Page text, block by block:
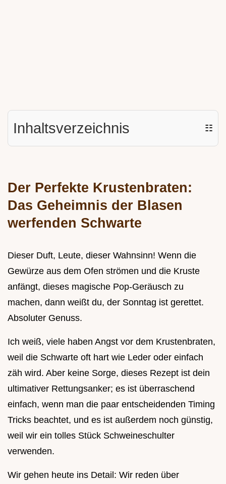
Inhaltsverzeichnis ☷
Der Perfekte Krustenbraten:
Das Geheimnis der Blasen
werfenden Schwarte
Dieser Duft, Leute, dieser Wahnsinn! Wenn die
Gewürze aus dem Ofen strömen und die Kruste
anfängt, dieses magische Pop-Geräusch zu
machen, dann weißt du, der Sonntag ist gerettet.
Absoluter Genuss.
Ich weiß, viele haben Angst vor dem Krustenbraten,
weil die Schwarte oft hart wie Leder oder einfach
zäh wird. Aber keine Sorge, dieses Rezept ist dein
ultimativer Rettungsanker; es ist überraschend
einfach, wenn man die paar entscheidenden Timing
Tricks beachtet, und es ist außerdem noch günstig,
weil wir ein tolles Stück Schweineschulter
verwenden.
Wir gehen heute ins Detail: Wir reden über